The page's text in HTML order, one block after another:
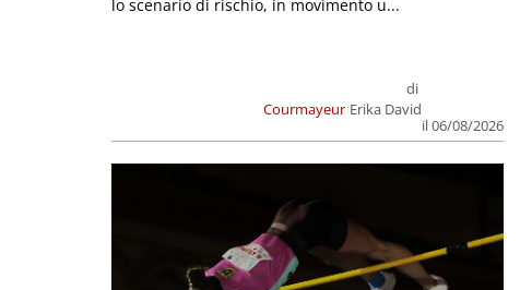
Courmayeur
di
Erika David
il 06/08/2026
lo scenario di rischio, in movimento u...